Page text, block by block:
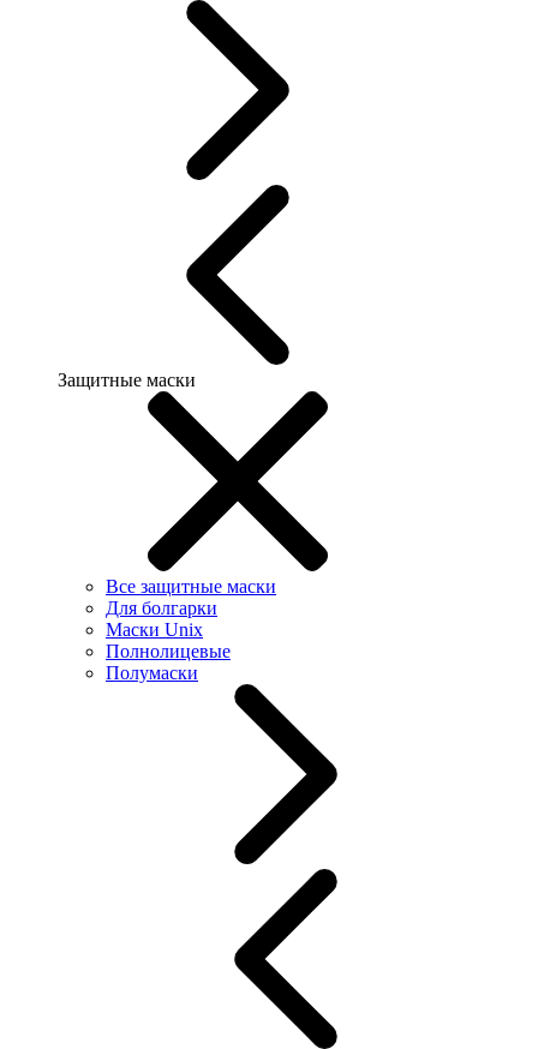
Защитные маски
Все защитные маски
Для болгарки
Маски Unix
Полнолицевые
Полумаски